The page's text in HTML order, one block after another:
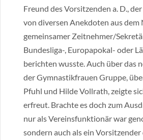
Freund des Vorsitzenden a. D.,
von diversen Anekdoten aus dem
gemeinsamer Zeitnehmer/
Bundesliga-, Europapokal- oder
berichten wusste. Auch über das
der Gymnastikfrauen Gruppe,
Pfuhl und Hilde Vollrath, zeigte
erfreut. Brachte es doch zum
nur als Vereinsfunktionär war
sondern auch als ein